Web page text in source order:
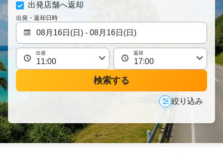
出発店舗へ返却
出発・返却日時
出発 返却
検索する
絞り込み